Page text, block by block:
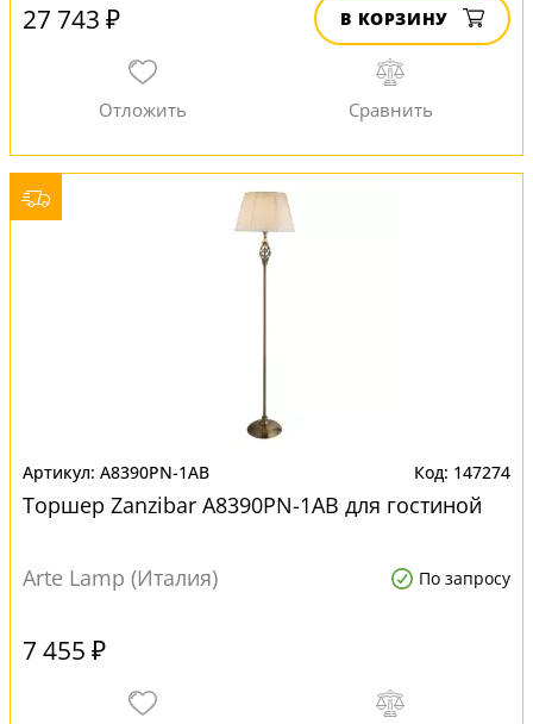
27 743 ₽ В КОРЗИНУ
A8390PN-1AB 147274
Торшер Zanzibar A8390PN-1AB для гостиной
Arte Lamp (Италия) По запросу
7 455 ₽